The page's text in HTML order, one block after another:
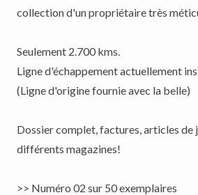
collection d'un propriétaire très
Seulement 2.700 kms.
Ligne d'échappement actuellement
(Ligne d'origine fournie avec la belle)
Dossier complet, factures, articles de
différents magazines!
>> Numéro 02 sur 50 exemplaires